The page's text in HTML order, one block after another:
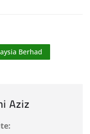
Berhad
Aziz